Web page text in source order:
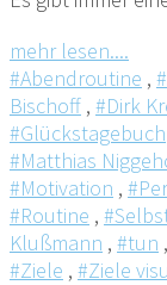
mehr lesen....
#Abendroutine ,
Bischoff , #Dirk
#Glückstagebuch
#Matthias
#Motivation ,
#Routine ,
Klußmann , #tun ,
#Ziele , #Ziele